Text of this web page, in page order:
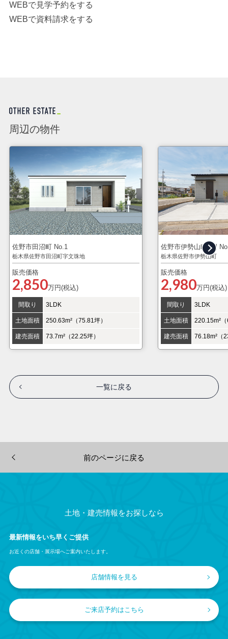
WEBで見学予約をする
WEBで資料請求をする
周辺の物件
佐野市田沼町 No.1
栃木県佐野市田沼町字文珠地
販売価格
2,850万円(税込)
間取り 3LDK
土地面積 250.63m²（75.81坪）
建売面積 73.7m²（22.25坪）
佐野市伊勢山町2期
栃木県佐野市伊勢山町
販売価格
2,980万円(税込)
間取り 3LDK
土地面積 220.15m²
建売面積 76.18m²（
一覧に戻る
前のページに戻る
土地・建売情報をお探しなら
最新情報をいち早くご提供
お近くの店舗・展示場へご案内いたします。
店舗情報を見る
ご来店予約はこちら